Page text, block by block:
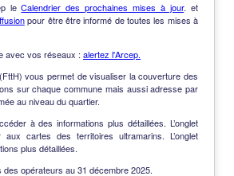
leCalendrier des prochaines mises à jour. et
pour être être informé de toutes les mises à
avec vos réseaux : alertez l'Arcep.
vous permet de visualiser la couverture des
sur chaque commune mais aussi adresse par
au niveau du quartier.
à des informations plus détaillées. L’onglet
aux cartes des territoires ultramarins. L’onglet
plus détaillées.
opérateurs au 31 décembre 2025.